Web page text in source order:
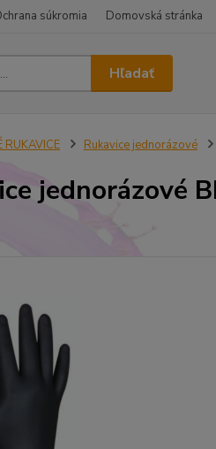
súkromia Domovská stránka
Hľadať
RUKAVICE Rukavice jednorázové
jednorázové